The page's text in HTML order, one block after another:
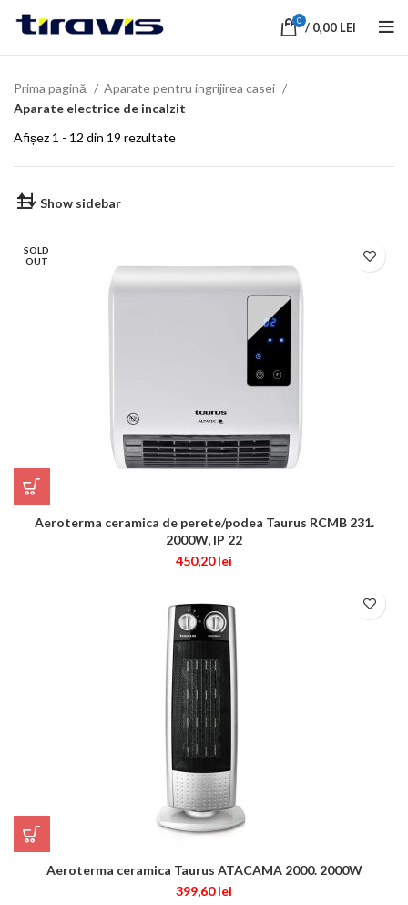
0 / 0,00 LEI
Prima pagină
Aparate pentru ingrijirea casei
Aparate electrice de incalzit
Afișez 1 - 12 din 19 rezultate
Show sidebar
SOLD
OUT
Aeroterma ceramica de perete/podea Taurus RCMB 231.
2000W, IP 22
450,20lei
Aeroterma ceramica Taurus ATACAMA 2000. 2000W
399,60lei